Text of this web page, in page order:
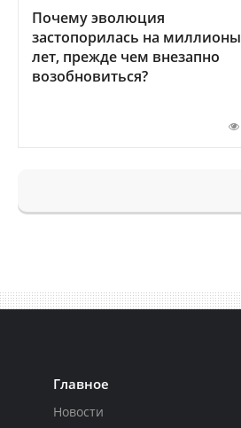
Почему эволюция
застопорилась на миллионы
лет, прежде чем внезапно
возобновиться?
Главное
Новости